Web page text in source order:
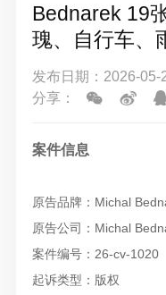
Bednarek 19
瑰、自行车、
发布日期：2026-05-
分享：
案件信息
原告品牌：Michal
原告公司：Michal
案件编号：26-cv-1020
起诉类型：版权